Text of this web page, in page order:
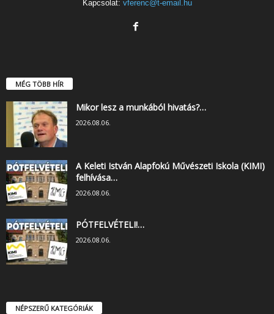
Kapcsolat: vferenc@t-email.hu
MÉG TÖBB HÍR
Mikor lesz a munkából hivatás?…
2026.08.06.
A Keleti István Alapfokú Művészeti Iskola (KIMI)
felhívása…
2026.08.06.
PÓTFELVÉTELI!…
2026.08.06.
NÉPSZERŰ KATEGÓRIÁK